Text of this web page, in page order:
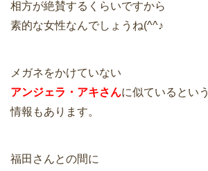
相方が絶賛するくらいですから
素的な女性なんでしょうね(^^♪
メガネをかけていない
アンジェラ・アキさんに似ているという
情報もあります。
福田さんとの間に